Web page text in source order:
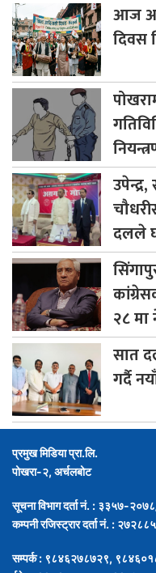
आज
दिवस
उपेन्द्र,
दलले
२८ मा
सात
गर्दै
प्रमुख मिडिया प्रा.लि.
पोखरा-२, अर्चलबोट
सूचना विभाग दर्ता नं. : ३३५७-
कम्पनी रजिस्ट्रार दर्ता नं. :
सम्पर्क : ९८४६२७८७२९,